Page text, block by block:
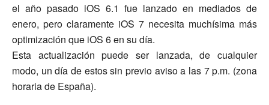
el año pasado iOS 6.1 fue lanzado en mediados de
enero, pero claramente iOS 7 necesita muchísima más
optimización que iOS 6 en su día.
Esta actualización puede ser lanzada, de cualquier
modo, un día de estos sin previo aviso a las 7 p.m. (zona
horaria de España).